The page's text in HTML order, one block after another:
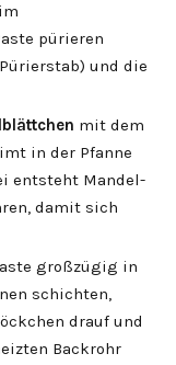
im
pürieren
und die
mit dem
in der Pfanne
entsteht Mandel-
damit sich
großzügig in
schichten,
drauf und
Backrohr